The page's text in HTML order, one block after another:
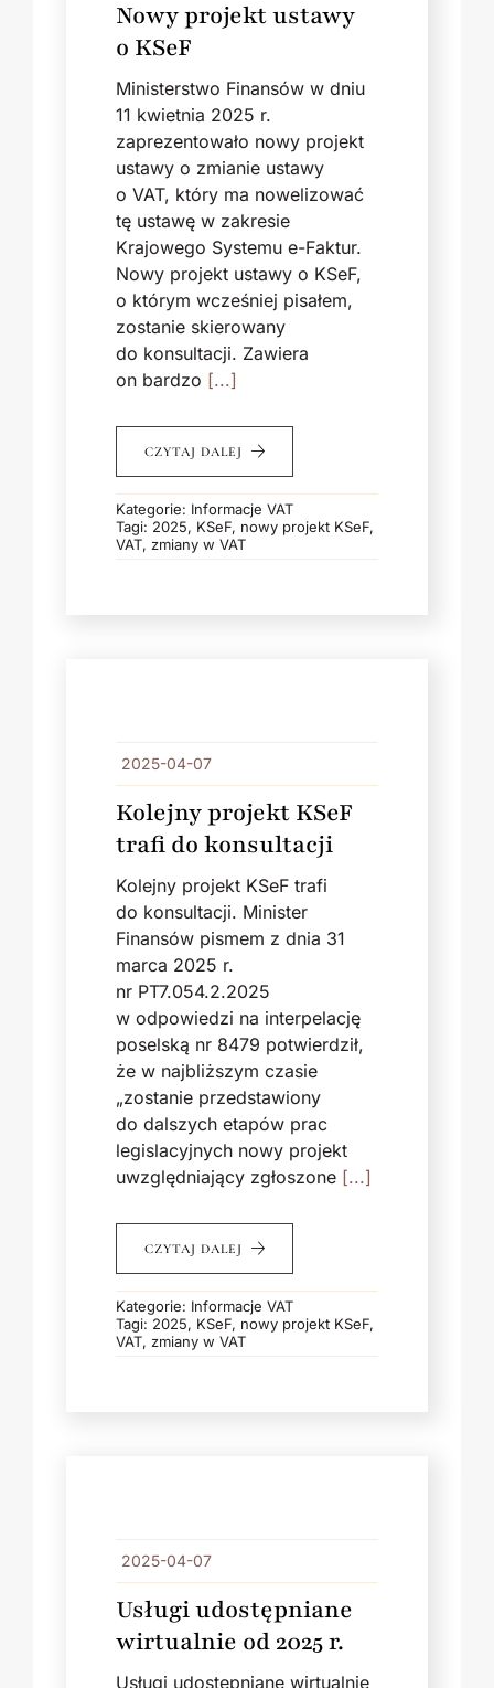
Nowy projekt ustawy
o KSeF
Ministerstwo Finansów w dniu
11 kwietnia 2025 r.
zaprezentowało nowy projekt
ustawy o zmianie ustawy
o VAT, który ma nowelizować
tę ustawę w zakresie
Krajowego Systemu e-Faktur.
Nowy projekt ustawy o KSeF,
o którym wcześniej pisałem,
zostanie skierowany
do konsultacji. Zawiera
on bardzo [...]
CZYTAJ DALEJ
Kategorie: Informacje VAT
Tagi: 2025, KSeF, nowy projekt KSeF,
VAT, zmiany w VAT
2025-04-07
Kolejny projekt KSeF
trafi do konsultacji
Kolejny projekt KSeF trafi
do konsultacji. Minister
Finansów pismem z dnia 31
marca 2025 r.
nr PT7.054.2.2025
w odpowiedzi na interpelację
poselską nr 8479 potwierdził,
że w najbliższym czasie
„zostanie przedstawiony
do dalszych etapów prac
legislacyjnych nowy projekt
uwzględniający zgłoszone [...]
CZYTAJ DALEJ
Kategorie: Informacje VAT
Tagi: 2025, KSeF, nowy projekt KSeF,
VAT, zmiany w VAT
2025-04-07
Usługi udostępniane
wirtualnie od 2025 r.
Usługi udostępniane wirtualnie